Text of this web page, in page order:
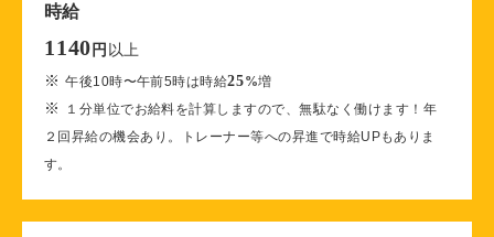
時給
1140 円 以上
※午後10時〜午前5時は時給25%増
※
１分単位でお給料を計算しますので、無駄なく働けます！年
２回昇給の機会あり。トレーナー等への昇進で時給UPもありま
す。